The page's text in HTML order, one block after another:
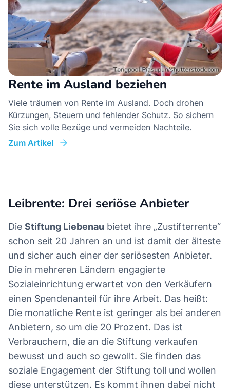
Rente im Ausland beziehen
Viele träumen von Rente im Ausland. Doch drohen
Kürzungen, Steuern und fehlender Schutz. So sichern
Sie sich volle Bezüge und vermeiden Nachteile.
Zum Artikel
Leibrente: Drei seriöse Anbieter
Die Stiftung Liebenau bietet ihre „Zustifterrente“
schon seit 20 Jahren an und ist damit der älteste
und sicher auch einer der seriösesten Anbieter.
Die in mehreren Ländern engagierte
Sozialeinrichtung erwartet von den Verkäufern
einen Spendenanteil für ihre Arbeit. Das heißt:
Die monatliche Rente ist geringer als bei anderen
Anbietern, so um die 20 Prozent. Das ist
Verbrauchern, die an die Stiftung verkaufen
bewusst und auch so gewollt. Sie finden das
soziale Engagement der Stiftung toll und wollen
diese unterstützen. Es kommt ihnen dabei nicht